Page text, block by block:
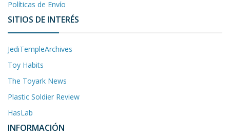
Políticas de Envío
SITIOS DE INTERÉS
JediTempleArchives
Toy Habits
The Toyark News
Plastic Soldier Review
HasLab
INFORMACIÓN